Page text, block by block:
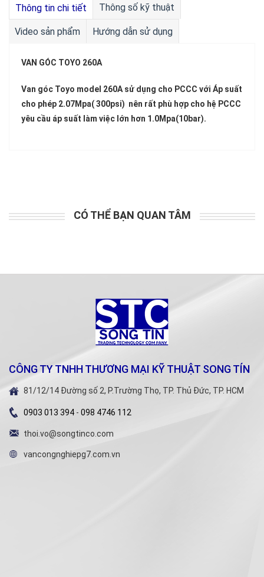
Thông tin chi tiết Thông số kỹ thuật
Video sản phẩm Hướng dẫn sử dụng
VAN GÓC TOYO 260A
Van góc Toyo model 260A sử dụng cho PCCC với Áp suất
cho phép 2.07Mpa( 300psi) nên rất phù hợp cho hệ PCCC
yêu cầu áp suất làm việc lớn hơn 1.0Mpa(10bar).
CÓ THỂ BẠN QUAN TÂM
CÔNG TY TNHH THƯƠNG MẠI KỸ THUẬT SONG TÍN
81/12/14 Đường số 2, P.Trường Thọ, TP. Thủ Đức, TP. HCM
0903 013 394 - 098 4746 112
thoi.vo@songtinco.com
vancongnghiepg7.com.vn